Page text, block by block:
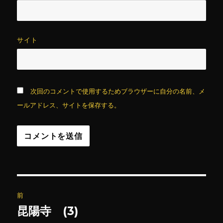
サイト
次回のコメントで使用するためブラウザーに自分の名前、メ
ールアドレス、サイトを保存する。
稿
前
前
昆陽寺 (3)